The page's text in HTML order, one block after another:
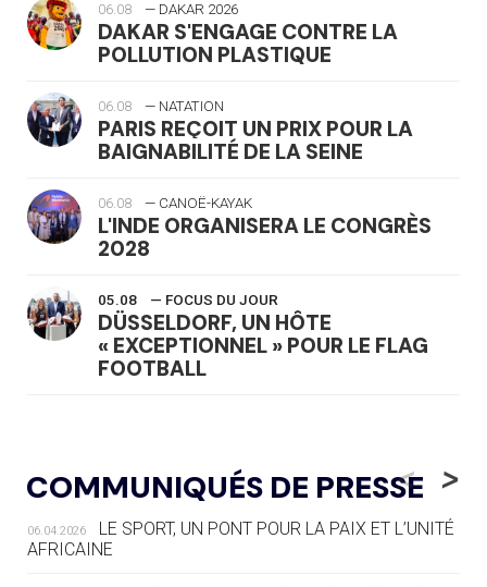
06.08 — DAKAR 2026
DAKAR S'ENGAGE CONTRE LA
POLLUTION PLASTIQUE
06.08 — NATATION
PARIS REÇOIT UN PRIX POUR LA
BAIGNABILITÉ DE LA SEINE
06.08 — CANOË-KAYAK
L'INDE ORGANISERA LE CONGRÈS
2028
05.08 — FOCUS DU JOUR
DÜSSELDORF, UN HÔTE
« EXCEPTIONNEL » POUR LE FLAG
FOOTBALL
LE RÊVE DE VOIR LA LUGE ALPINE
AUX JO « N'EST PAS FINI »
05.08 — TIR À L'ARC
DES MONDIAUX À BRISBANE SUR LA
COMMUNIQUÉS DE PRESSE
<
06.04.2026
LE SPORT, UN PONT POUR LA PAIX ET L’UNITÉ
AFRICAINE
>